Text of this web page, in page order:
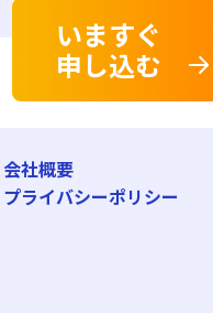
いますぐ
申し込む
会社概要
プライバシーポリシー